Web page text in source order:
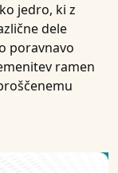
jedro, ki z
dele
poravnavo
ramen